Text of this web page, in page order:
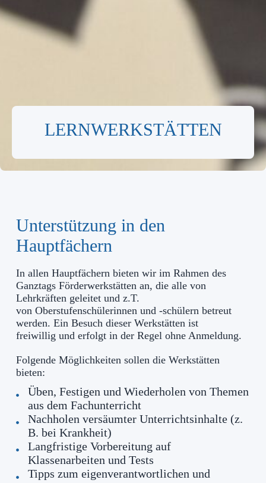
LERNWERKSTÄTTEN
Unterstützung in den
Hauptfächern
In allen Hauptfächern bieten wir im Rahmen des
Ganztags Förderwerkstätten an, die alle von
Lehrkräften geleitet und z.T.
von Oberstufenschülerinnen und -schülern betreut
werden. Ein Besuch dieser Werkstätten ist
freiwillig und erfolgt in der Regel ohne Anmeldung.
Folgende Möglichkeiten sollen die Werkstätten
bieten:
Üben, Festigen und Wiederholen von Themen
aus dem Fachunterricht
Nachholen versäumter Unterrichtsinhalte (z.
B. bei Krankheit)
Langfristige Vorbereitung auf
Klassenarbeiten und Tests
Tipps zum eigenverantwortlichen und